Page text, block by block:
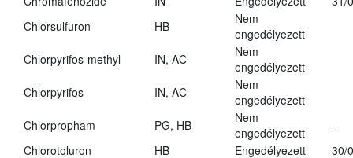
Chlorsulfuron
HB
Nem
engedélyezett
Chlorpyrifos-methyl
IN, AC
Nem
engedélyezett
Chlorpyrifos
IN, AC
Nem
engedélyezett
Chlorpropham
PG, HB
Nem
engedélyezett
-
Chlorotoluron
HB Engedélyezett 30/